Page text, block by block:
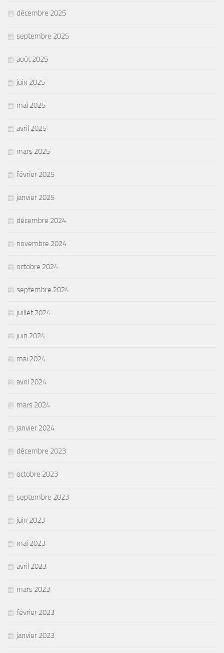
décembre 2025
septembre 2025
août 2025
juin 2025
mai 2025
avril 2025
mars 2025
février 2025
janvier 2025
décembre 2024
novembre 2024
octobre 2024
septembre 2024
juillet 2024
juin 2024
mai 2024
avril 2024
mars 2024
janvier 2024
décembre 2023
octobre 2023
septembre 2023
juin 2023
mai 2023
avril 2023
mars 2023
février 2023
janvier 2023